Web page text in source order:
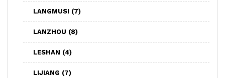
LANGMUSI (7)
LANZHOU (8)
LESHAN (4)
LIJIANG (7)